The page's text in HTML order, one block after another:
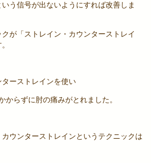
う信号が出ないようにすれば改善しま
が「ストレイン・カウンターストレイ
ーストレインを使い
からずに肘の痛みがとれました。
ウンターストレインというテクニックは